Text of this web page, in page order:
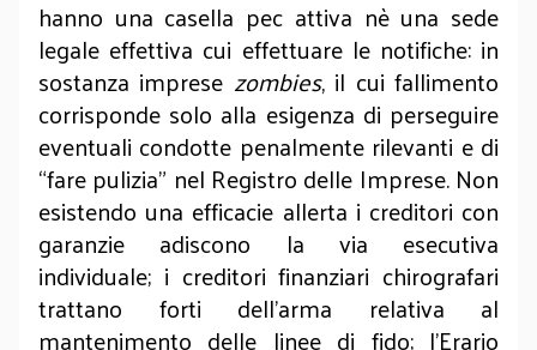
hanno una casella pec attiva nè una sede
legale effettiva cui effettuare le notifiche: in
sostanza imprese zombies, il cui fallimento
corrisponde solo alla esigenza di perseguire
eventuali condotte penalmente rilevanti e di
“fare pulizia” nel Registro delle Imprese. Non
esistendo una efficacie allerta i creditori con
garanzie adiscono la via esecutiva
individuale; i creditori finanziari chirografari
trattano forti dell’arma relativa al
mantenimento delle linee di fido; l’Erario